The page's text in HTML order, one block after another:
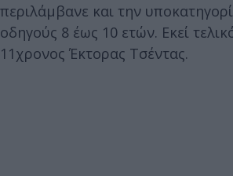
περιλάμβανε και την
οδηγούς 8 έως 10 ετών. Εκεί
11χρονος Έκτορας Τσέντας.